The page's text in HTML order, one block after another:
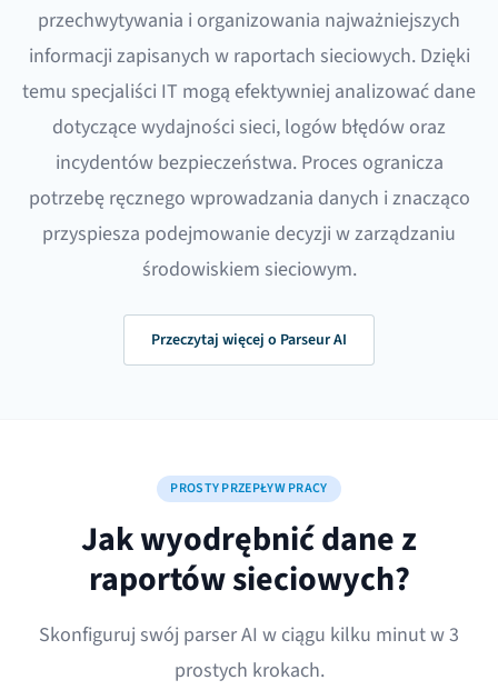
przechwytywania i organizowania najważniejszych
informacji zapisanych w raportach sieciowych. Dzięki
temu specjaliści IT mogą efektywniej analizować dane
dotyczące wydajności sieci, logów błędów oraz
incydentów bezpieczeństwa. Proces ogranicza
potrzebę ręcznego wprowadzania danych i znacząco
przyspiesza podejmowanie decyzji w zarządzaniu
środowiskiem sieciowym.
Przeczytaj więcej o Parseur AI
PROSTY PRZEPŁYW PRACY
Jak wyodrębnić dane z
raportów sieciowych?
Skonfiguruj swój parser AI w ciągu kilku minut w 3
prostych krokach.